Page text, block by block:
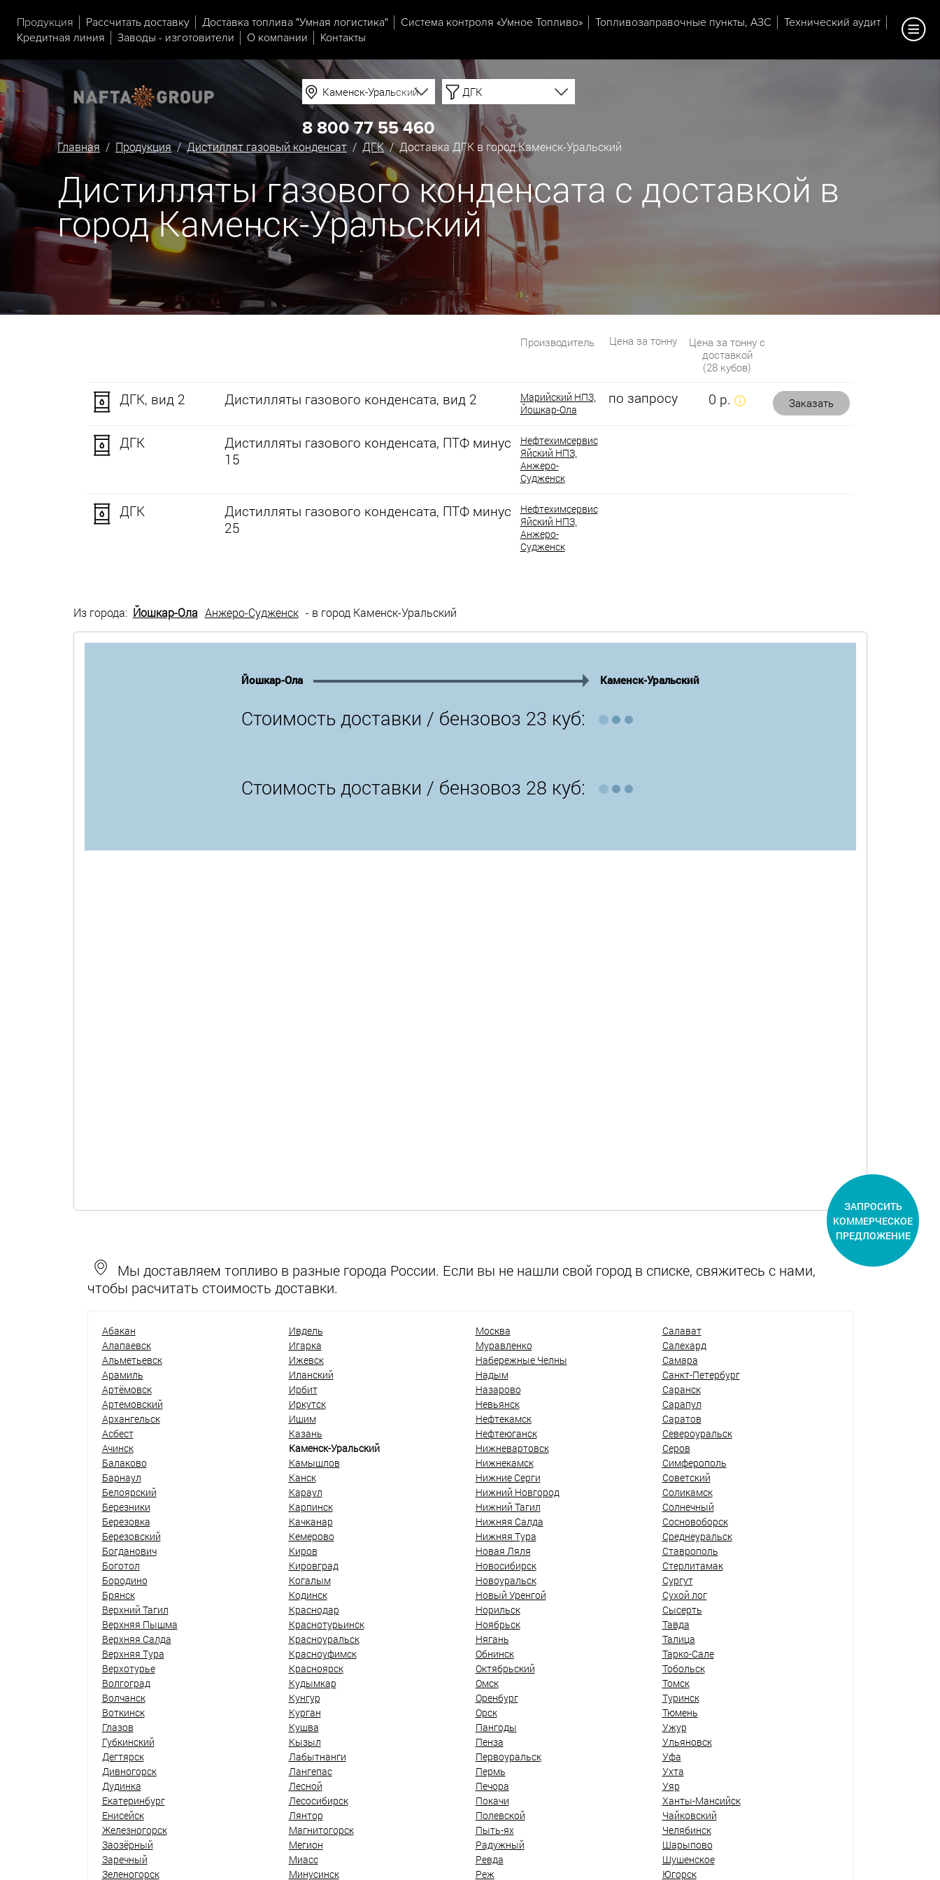
Продукция Рассчитать доставку Доставка топлива "Умная логистика" Система контроля «Умное Топливо» Топливозаправочные пункты, АЗС
Технический аудит
Кредитная линия
Заводы - изготовители О компании Контакты
Каменск-Уральский ДГК
8 800 77 55 460
Главная / Продукция/Дистиллят газовый конденсат / ДГК/ Доставка ДГК в город Каменск-Уральский
Дистилляты газового конденсата с доставкой в
город Каменск-Уральский
Производитель Цена за тонну
Цена за тонну с
доставкой
(28 кубов)
ДГК, вид 2 Дистилляты газового конденсата, вид 2
Марийский НПЗ,
Йошкар-Ола
по запросу 0 р. Заказать
ДГК
Дистилляты газового конденсата, ПТФ минус
15
Нефтехимсервис
Яйский НПЗ,
Анжеро-
Судженск
ДГК
Дистилляты газового конденсата, ПТФ минус
25
Нефтехимсервис
Яйский НПЗ,
Анжеро-
Судженск
Из города: Йошкар-Ола Анжеро-Судженск - в город Каменск-Уральский
Йошкар-Ола Каменск-Уральский
Стоимость доставки / бензовоз 23 куб:
Стоимость доставки / бензовоз 28 куб:
Мы доставляем топливо в разные города России. Если вы не нашли свой город в списке, свяжитесь с нами,
чтобы расчитать стоимость доставки.
Абакан
Алапаевск
Альметьевск
Арамиль
Артёмовск
Артемовский
Архангельск
Асбест
Ачинск
Балаково
Барнаул
Белоярский
Березники
Березовка
Березовский
Богданович
Боготол
Бородино
Брянск
Верхний Тагил
Верхняя Пышма
Верхняя Салда
Верхняя Тура
Верхотурье
Волгоград
Волчанск
Воткинск
Глазов
Губкинский
Дегтярск
Дивногорск
Дудинка
Екатеринбург
Енисейск
Железногорск
Заозёрный
Заречный
Зеленогорск
Ивдель
Игарка
Ижевск
Иланский
Ирбит
Иркутск
Ишим
Казань
Каменск-Уральский
Камышлов
Канск
Караул
Карпинск
Качканар
Кемерово
Киров
Кировград
Когалым
Кодинск
Краснодар
Краснотурьинск
Красноуральск
Красноуфимск
Красноярск
Кудымкар
Кунгур
Курган
Кушва
Кызыл
Лабытнанги
Лангепас
Лесной
Лесосибирск
Лянтор
Магнитогорск
Мегион
Миасс
Минусинск
Москва
Муравленко
Набережные Челны
Надым
Назарово
Невьянск
Нефтекамск
Нефтеюганск
Нижневартовск
Нижнекамск
Нижние Серги
Нижний Новгород
Нижний Тагил
Нижняя Салда
Нижняя Тура
Новая Ляля
Новосибирск
Новоуральск
Новый Уренгой
Норильск
Ноябрьск
Нягань
Обнинск
Октябрьский
Омск
Оренбург
Орск
Пангоды
Пенза
Первоуральск
Пермь
Печора
Покачи
Полевской
Пыть-ях
Радужный
Ревда
Реж
Салават
Салехард
Самара
Санкт-Петербург
Саранск
Сарапул
Саратов
Североуральск
Серов
Симферополь
Советский
Соликамск
Солнечный
Сосновоборск
Среднеуральск
Ставрополь
Стерлитамак
Сургут
Сухой лог
Сысерть
Тавда
Талица
Тарко-Сале
Тобольск
Томск
Туринск
Тюмень
Ужур
Ульяновск
Уфа
Ухта
Уяр
Ханты-Мансийск
Чайковский
Челябинск
Шарыпово
Шушенское
Югорск
ЗАПРОСИТЬ
КОММЕРЧЕСКОЕ
ПРЕДЛОЖЕНИЕ